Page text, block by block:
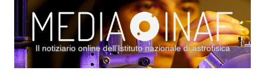
Il notiziario online dell’Istituto nazionale di astrofisica